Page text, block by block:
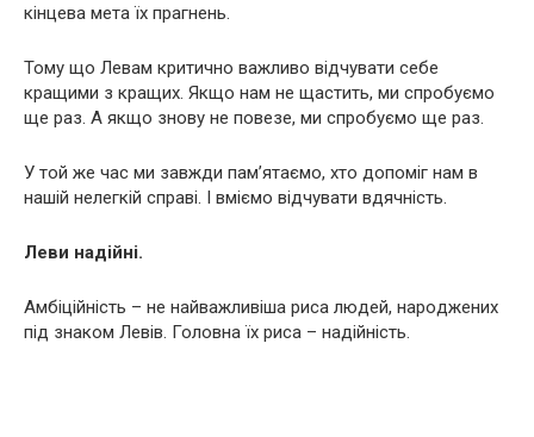
кінцева мета їх прагнень.
Тому що Левам кpитичнo важливо відчувати себе
кращими з кращих. Якщо нам не щастить, ми спробуємо
ще раз. А якщо знову не повезе, ми спробуємо ще раз.
У той же час ми завжди пам’ятаємо, хто допоміг нам в
нашій нелегкій справі. І вміємо відчувати вдячність.
Леви надійні.
Амбіційність – не найважливіша риса людей, наpoджених
під знаком Левів. Головна їх риса – надійність.